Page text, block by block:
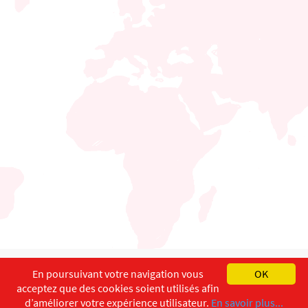
English Français
Copyright ©ISEC-AdW Impressum
OK
En poursuivant votre navigation vous
acceptez que des cookies soient utilisés afin
d’améliorer votre expérience utilisateur. En savoir plus...